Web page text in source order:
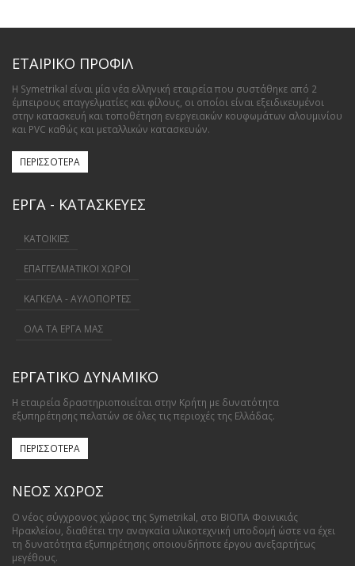
ΕΤΑΙΡΙΚΟ ΠΡΟΦΙΛ
Η Symetrikal είναι μία νέα ελληνική εταιρεία που συστάθηκε από 2
έμπειρους επαγγελματίες και φίλους, οι οποίοι είναι εξειδικευμένοι
στην κατασκευή και τοποθέτηση ενεργειακών κουφωμάτων αλουμινίου
και PVC καθώς και μεταλλικών κατασκευών.
ΠΕΡΙΣΣΟΤΕΡΑ
ΕΡΓΑ - ΚΑΤΑΣΚΕΥΕΣ
ΚΑΤΟΙΚΙΕΣ
ΕΠΑΓΓΕΛΜΑΤΙΚΟΙ ΧΩΡΟΙ
ΚΑΓΚΕΛΑ - ΑΥΛΟΠΟΡΤΕΣ
ΟΛΑ ΤΑ ΕΡΓΑ ΜΑΣ
ΕΡΓΑΤΙΚΟ ΔΥΝΑΜΙΚΟ
Η εταιρεία δραστηριοποιείται στην Κρήτη με δυνατότητα
εξυπηρέτησης πελατών σε όλες τις περιοχές της Ελλάδας.
ΠΕΡΙΣΣΟΤΕΡΑ
ΝΕΟΣ ΧΩΡΟΣ
Ο νέος σύγχρονος χώρος της Symetrikal, στο ΒΙΟΠΑ Φοινικιάς
Ηρακλείου, διαθέτει την αναγκαία υλικοτεχνική υποδομή ώστε να έχει
τη δυνατότητα εξυπηρέτησης οποιουδήποτε έργου ανεξαρτήτως
μεγέθους.